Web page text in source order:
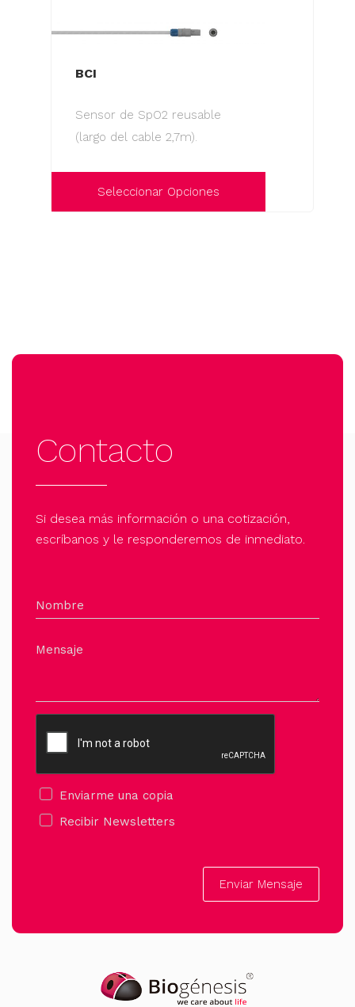
BCI
Sensor de SpO2 reusable
(largo del cable 2,7m).
Seleccionar Opciones
opciones
en
la
página
de
producto
Contacto
Si desea más información o una cotización,
escríbanos y le responderemos de inmediato.
Nombre
Mensaje
Enviarme una copia
Recibir Newsletters
Enviar Mensaje